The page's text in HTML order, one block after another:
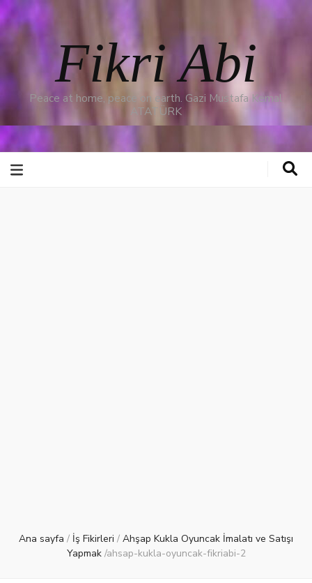
Fikri Abi
Peace at home, peace on earth. Gazi Mustafa Kemal
ATATÜRK
Ana sayfa / İş Fikirleri / Ahşap Kukla Oyuncak İmalatı ve Satışı
Yapmak /ahsap-kukla-oyuncak-fikriabi-2